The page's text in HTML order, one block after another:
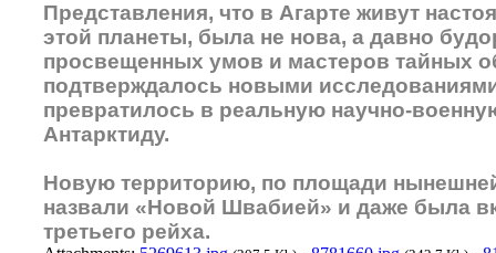
Представления, что в Агарте живут
этой планеты, была не нова, а давно
просвещенных умов и мастеров тайных
подтверждалось новыми
превратилось в реальную научно-
Антарктиду.
Новую территорию, по площади
назвали «Новой Швабией» и даже была
третьего рейха.